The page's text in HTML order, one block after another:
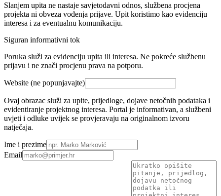
Slanjem upita ne nastaje savjetodavni odnos, službena procjena
projekta ni obveza vođenja prijave. Upit koristimo kao evidenciju
interesa i za eventualnu komunikaciju.
Siguran informativni tok
Poruka služi za evidenciju upita ili interesa. Ne pokreće službenu
prijavu i ne znači procjenu prava na potporu.
Website (ne popunjavajte)
Ovaj obrazac služi za upite, prijedloge, dojave netočnih podataka i
evidentiranje projektnog interesa. Portal je informativan, a službeni
uvjeti i odluke uvijek se provjeravaju na originalnom izvoru
natječaja.
Ime i prezime
Email